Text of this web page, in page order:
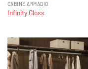
CABINE ARMADIO
Infinity Gloss